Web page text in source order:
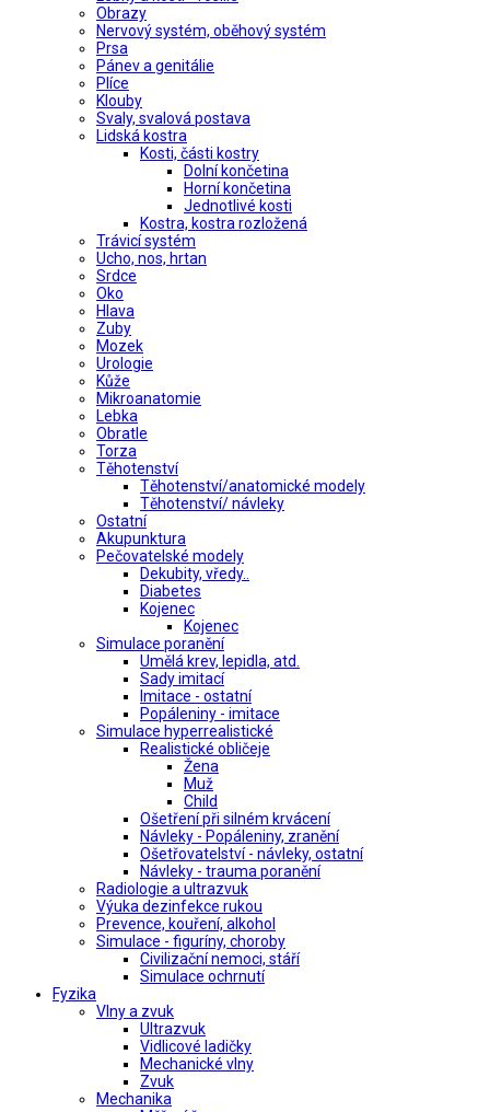
Obrazy
Nervový systém, oběhový systém
Prsa
Pánev a genitálie
Plíce
Klouby
Svaly, svalová postava
Lidská kostra
Kosti, části kostry
Dolní končetina
Horní končetina
Jednotlivé kosti
Kostra, kostra rozložená
Trávicí systém
Ucho, nos, hrtan
Srdce
Oko
Hlava
Zuby
Mozek
Urologie
Kůže
Mikroanatomie
Lebka
Obratle
Torza
Těhotenství
Těhotenství/anatomické modely
Těhotenství/ návleky
Ostatní
Akupunktura
Pečovatelské modely
Dekubity, vředy..
Diabetes
Kojenec
Kojenec
Simulace poranění
Umělá krev, lepidla, atd.
Sady imitací
Imitace - ostatní
Popáleniny - imitace
Simulace hyperrealistické
Realistické obličeje
Žena
Muž
Child
Ošetření při silném krvácení
Návleky - Popáleniny, zranění
Ošetřovatelství - návleky, ostatní
Návleky - trauma poranění
Radiologie a ultrazvuk
Výuka dezinfekce rukou
Prevence, kouření, alkohol
Simulace - figuríny, choroby
Civilizační nemoci, stáří
Simulace ochrnutí
Fyzika
Vlny a zvuk
Ultrazvuk
Vidlicové ladičky
Mechanické vlny
Zvuk
Mechanika